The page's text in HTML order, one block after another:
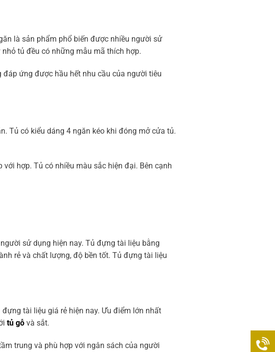
là sản phẩm phổ biến được nhiều người sử
tủ đều có những mẫu mã thích hợp.
ứng được hầu hết nhu cầu của người tiêu
Tủ có kiểu dáng 4 ngăn kéo khi đóng mở cửa tủ.
hợp. Tủ có nhiều màu sắc hiện đại. Bên cạnh
sử dụng hiện nay. Tủ đựng tài liệu bằng
rẻ và chất lượng, độ bền tốt. Tủ đựng tài liệu
tài liệu giá rẻ hiện nay. Ưu điểm lớn nhất
tủ gỗvà sắt.
trung và phù hợp với ngân sách của người